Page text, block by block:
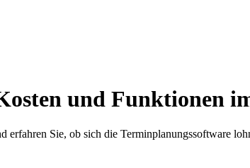
und Funktionen
Sie, ob sich die Terminplanungssoftware